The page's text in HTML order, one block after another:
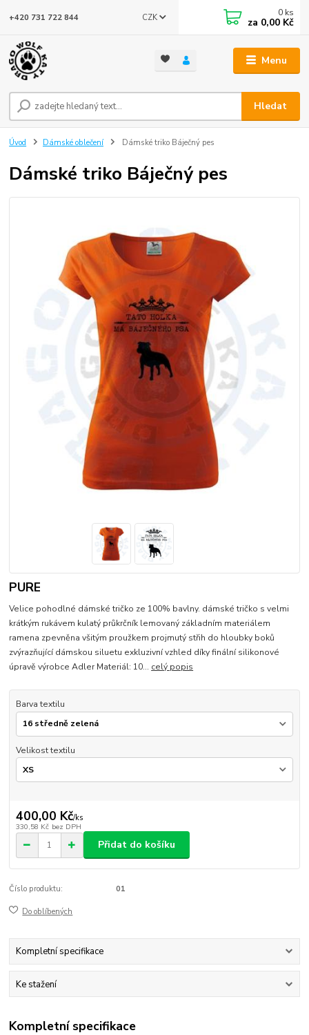
Menu
CZK
Hledat
+420 731 722 844 0 ks
za 0,00 Kč
Úvod Dámské oblečení Dámské triko Báječný pes
Dámské triko Báječný pes
PURE
Velice pohodlné dámské tričko ze 100% bavlny. dámské tričko s velmi
krátkým rukávem kulatý průkrčník lemovaný základním materiálem
ramena zpevněna všitým proužkem projmutý střih do hloubky boků
zvýrazňující dámskou siluetu exkluzivní vzhled díky finální silikonové
úpravě výrobce Adler Materiál: 10... celý popis
Barva textilu
Velikost textilu
400,00 Kč/ks
330,58 Kč bez DPH
Přidat do košíku
Číslo produktu: 01
Do oblíbených
Kompletní specifikace
Ke stažení
Kompletní specifikace